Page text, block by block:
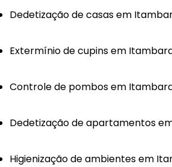
Dedetização de casas em
Extermínio de cupins em
Controle de pombos em
Dedetização de apartamentos
Higienização de ambientes em